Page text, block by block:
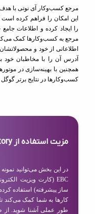
مرجع کسب‌وکار آی نوتی با
این امکان را فراهم کرده
را ایجاد کرده و اطلاعات
مرجع به کسب‌وکارها کمک می‌کند
اطلاعاتی از خود و
آدرس آن را با مخاطبان خود
همچنین با بهینه‌سازی در
کسب‌وکارها در نتایج برتر
مزیت استفاده از Business Directory
در این بخش می‌توانید
ساز پیشرفته) استفاده
کارها به شما کمک می‌کند تا
طور عملی آشنا شوید. از